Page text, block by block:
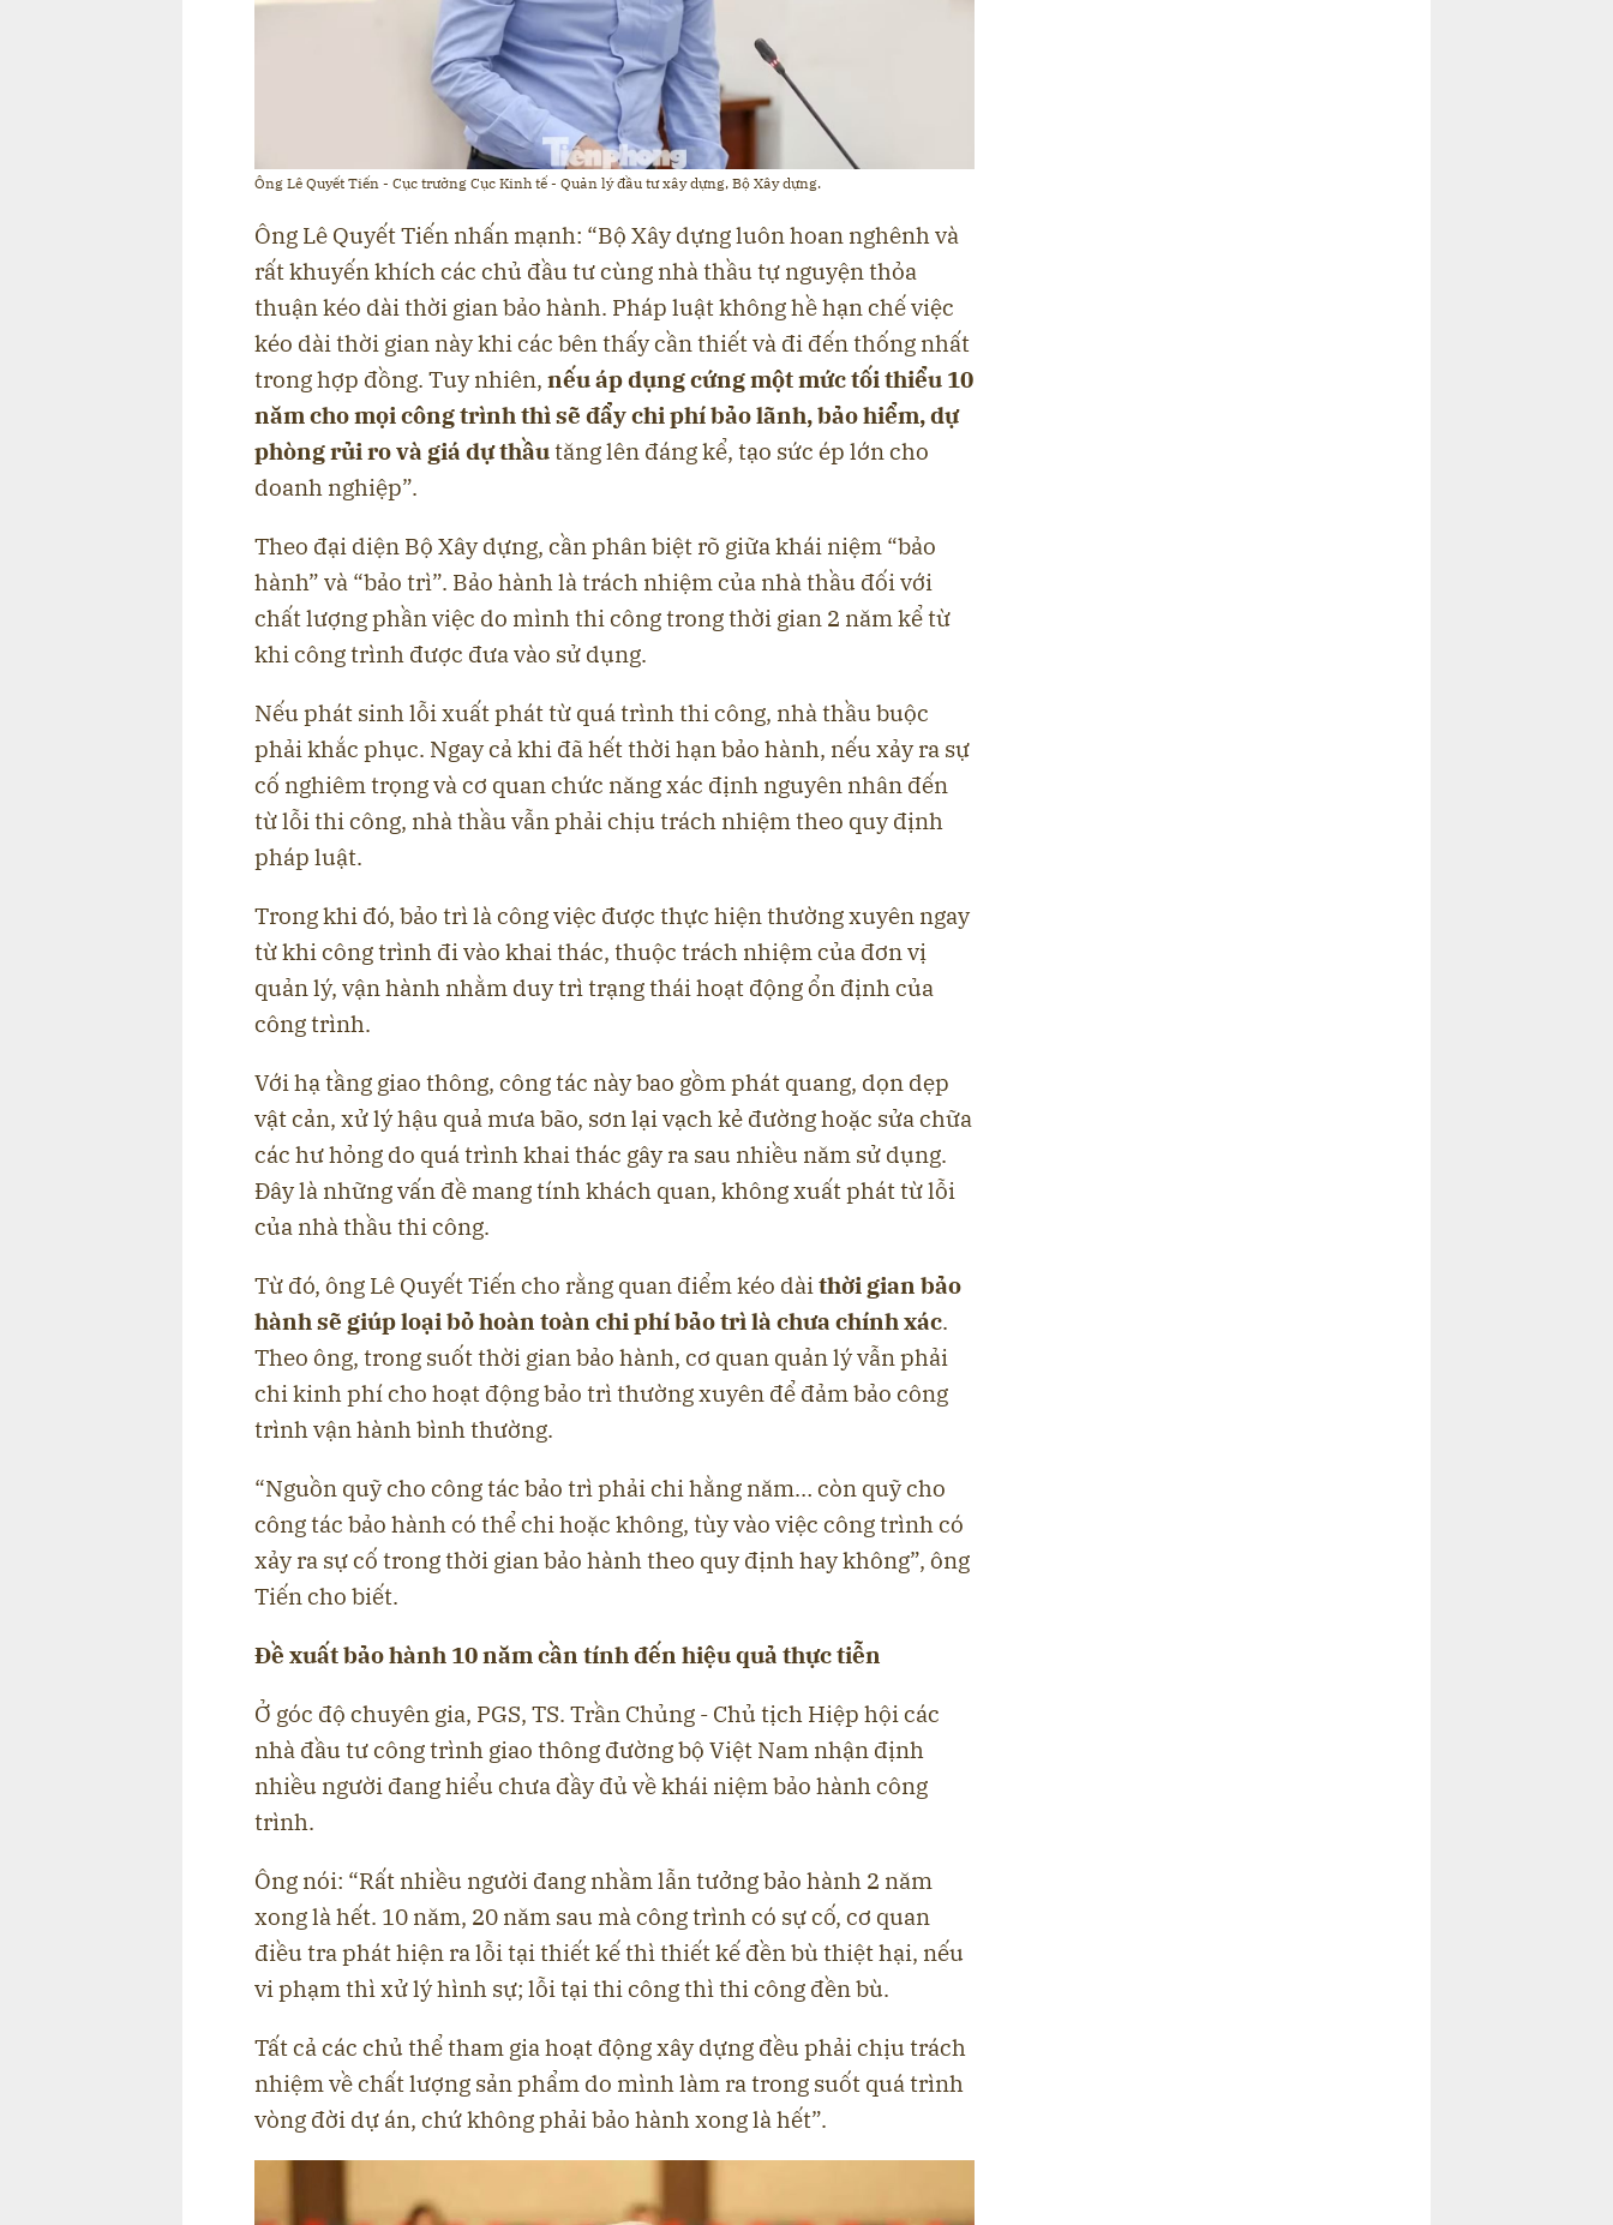
Ông Lê Quyết Tiến - Cục trưởng Cục Kinh tế - Quản lý đầu tư xây dựng, Bộ Xây dựng.
Ông Lê Quyết Tiến nhấn mạnh: “Bộ Xây dựng luôn hoan nghênh và
rất khuyến khích các chủ đầu tư cùng nhà thầu tự nguyện thỏa
thuận kéo dài thời gian bảo hành. Pháp luật không hề hạn chế việc
kéo dài thời gian này khi các bên thấy cần thiết và đi đến thống nhất
trong hợp đồng. Tuy nhiên, nếu áp dụng cứng một mức tối thiểu 10
năm cho mọi công trình thì sẽ đẩy chi phí bảo lãnh, bảo hiểm, dự
phòng rủi ro và giá dự thầutăng lên đáng kể, tạo sức ép lớn cho
doanh nghiệp”.
Theo đại diện Bộ Xây dựng, cần phân biệt rõ giữa khái niệm “bảo
hành” và “bảo trì”. Bảo hành là trách nhiệm của nhà thầu đối với
chất lượng phần việc do mình thi công trong thời gian 2 năm kể từ
khi công trình được đưa vào sử dụng.
Nếu phát sinh lỗi xuất phát từ quá trình thi công, nhà thầu buộc
phải khắc phục. Ngay cả khi đã hết thời hạn bảo hành, nếu xảy ra sự
cố nghiêm trọng và cơ quan chức năng xác định nguyên nhân đến
từ lỗi thi công, nhà thầu vẫn phải chịu trách nhiệm theo quy định
pháp luật.
Trong khi đó, bảo trì là công việc được thực hiện thường xuyên ngay
từ khi công trình đi vào khai thác, thuộc trách nhiệm của đơn vị
quản lý, vận hành nhằm duy trì trạng thái hoạt động ổn định của
công trình.
Với hạ tầng giao thông, công tác này bao gồm phát quang, dọn dẹp
vật cản, xử lý hậu quả mưa bão, sơn lại vạch kẻ đường hoặc sửa chữa
các hư hỏng do quá trình khai thác gây ra sau nhiều năm sử dụng.
Đây là những vấn đề mang tính khách quan, không xuất phát từ lỗi
của nhà thầu thi công.
Từ đó, ông Lê Quyết Tiến cho rằng quan điểm kéo dàithời gian bảo
hành sẽ giúp loại bỏ hoàn toàn chi phí bảo trì là chưa chính xác.
Theo ông, trong suốt thời gian bảo hành, cơ quan quản lý vẫn phải
chi kinh phí cho hoạt động bảo trì thường xuyên để đảm bảo công
trình vận hành bình thường.
“Nguồn quỹ cho công tác bảo trì phải chi hằng năm… còn quỹ cho
công tác bảo hành có thể chi hoặc không, tùy vào việc công trình có
xảy ra sự cố trong thời gian bảo hành theo quy định hay không”, ông
Tiến cho biết.
Đề xuất bảo hành 10 năm cần tính đến hiệu quả thực tiễn
Ở góc độ chuyên gia, PGS, TS. Trần Chủng - Chủ tịch Hiệp hội các
nhà đầu tư công trình giao thông đường bộ Việt Nam nhận định
nhiều người đang hiểu chưa đầy đủ về khái niệm bảo hành công
trình.
Ông nói: “Rất nhiều người đang nhầm lẫn tưởng bảo hành 2 năm
xong là hết. 10 năm, 20 năm sau mà công trình có sự cố, cơ quan
điều tra phát hiện ra lỗi tại thiết kế thì thiết kế đền bù thiệt hại, nếu
vi phạm thì xử lý hình sự; lỗi tại thi công thì thi công đền bù.
Tất cả các chủ thể tham gia hoạt động xây dựng đều phải chịu trách
nhiệm về chất lượng sản phẩm do mình làm ra trong suốt quá trình
vòng đời dự án, chứ không phải bảo hành xong là hết”.